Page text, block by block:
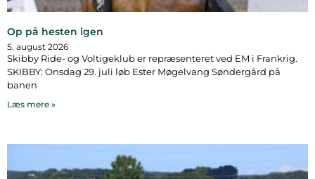
Op på hesten igen
5. august 2026
Skibby Ride- og Voltigeklub er repræsenteret ved EM i Frankrig.
SKIBBY: Onsdag 29. juli løb Ester Møgelvang Søndergård på
banen
Læs mere »